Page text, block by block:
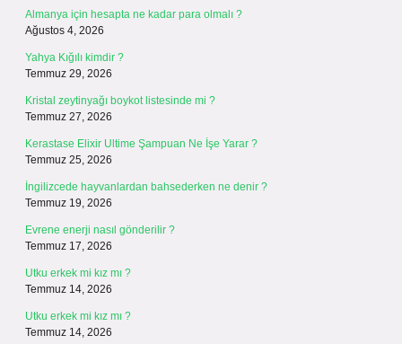
Almanya için hesapta ne kadar para olmalı ?
Ağustos 4, 2026
Yahya Kığılı kimdir ?
Temmuz 29, 2026
Kristal zeytinyağı boykot listesinde mi ?
Temmuz 27, 2026
Kerastase Elixir Ultime Şampuan Ne İşe Yarar ?
Temmuz 25, 2026
İngilizcede hayvanlardan bahsederken ne denir ?
Temmuz 19, 2026
Evrene enerji nasıl gönderilir ?
Temmuz 17, 2026
Utku erkek mi kız mı ?
Temmuz 14, 2026
Utku erkek mi kız mı ?
Temmuz 14, 2026